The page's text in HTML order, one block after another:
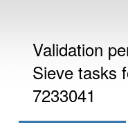
Validation
Sieve tasks
7233041